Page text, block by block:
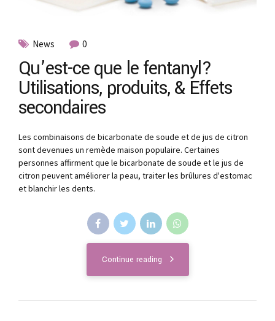
News 0
Qu’est-ce que le fentanyl?
Utilisations, produits, & Effets
secondaires
Les combinaisons de bicarbonate de soude et de jus de citron
sont devenues un remède maison populaire. Certaines
personnes affirment que le bicarbonate de soude et le jus de
citron peuvent améliorer la peau, traiter les brûlures d'estomac
et blanchir les dents.
Continue reading